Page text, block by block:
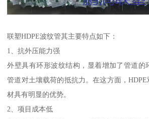
联塑HDPE波纹管其主要特点如下：
1、抗外压能力强
外壁具有环形波纹结构，显着增加了管道的
管道对土壤载荷的抵抗力。在这方面，
材具有明显的优势。
2、项目成本低